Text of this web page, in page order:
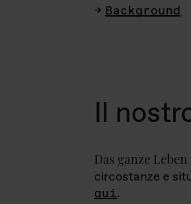
Background
Il
Das ganze Leben
circostanze e
qui.